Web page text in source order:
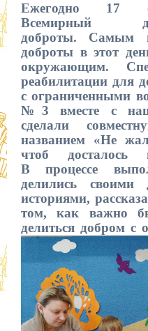
Ежегодно 17
Всемирный
доброты. Самым
доброты в этот
окружающим.
реабилитации для
с ограниченными
№3 вместе с
сделали
названием «Не
чтоб досталось
В процессе
делились своими
историями,
том, как важно
делиться добром